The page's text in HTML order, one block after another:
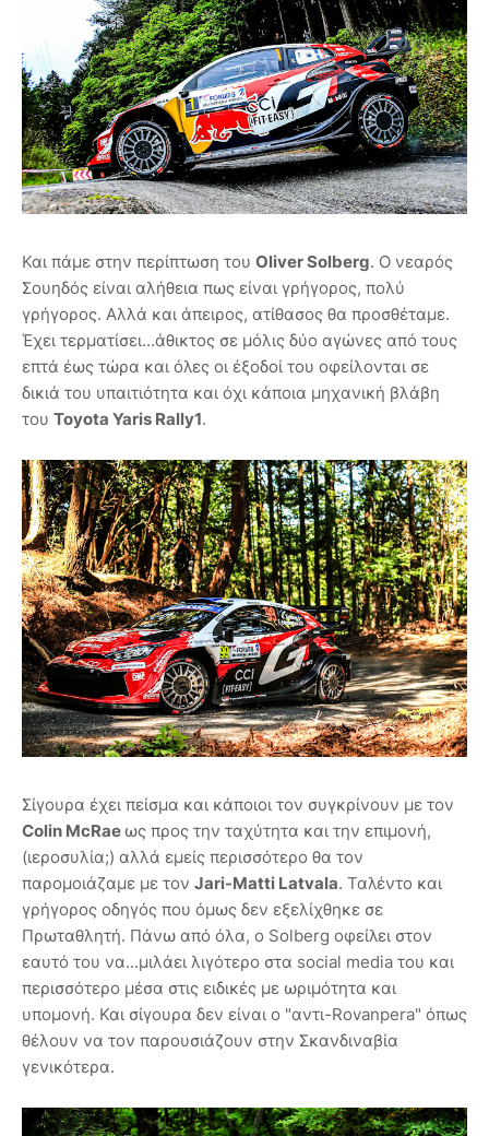
Και πάμε στην περίπτωση του Oliver Solberg. Ο νεαρός
Σουηδός είναι αλήθεια πως είναι γρήγορος, πολύ
γρήγορος. Αλλά και άπειρος, ατίθασος θα προσθέταμε.
Έχει τερματίσει...άθικτος σε μόλις δύο αγώνες από τους
επτά έως τώρα και όλες οι έξοδοί του οφείλονται σε
δικιά του υπαιτιότητα και όχι κάποια μηχανική βλάβη
του Toyota Yaris Rally1.
Σίγουρα έχει πείσμα και κάποιοι τον συγκρίνουν με τον
Colin McRaeως προς την ταχύτητα και την επιμονή,
(ιεροσυλία;) αλλά εμείς περισσότερο θα τον
παρομοιάζαμε με τον Jari-Matti Latvala. Ταλέντο και
γρήγορος οδηγός που όμως δεν εξελίχθηκε σε
Πρωταθλητή. Πάνω από όλα, ο Solberg οφείλει στον
εαυτό του να...μιλάει λιγότερο στα social media του και
περισσότερο μέσα στις ειδικές με ωριμότητα και
υπομονή. Και σίγουρα δεν είναι ο "αντι-Rovanpera" όπως
θέλουν να τον παρουσιάζουν στην Σκανδιναβία
γενικότερα.